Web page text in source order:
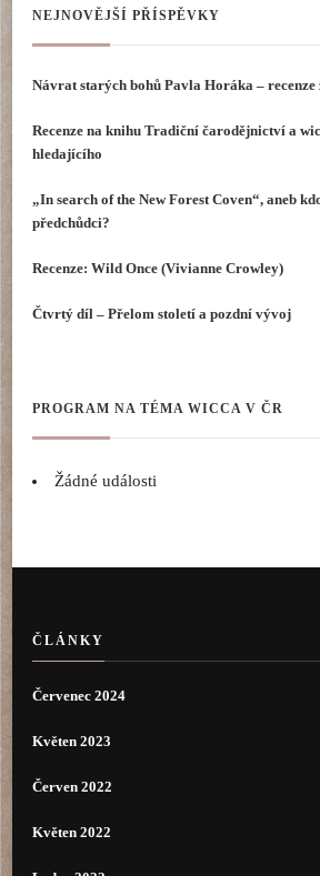
NEJNOVĚJŠÍ PŘÍSPĚVKY
Návrat starých bohů Pavla Horáka – recenze
Recenze na knihu Tradiční čarodějnictví a
hledajícího
„In search of the New Forest Coven“, aneb
předchůdci?
Recenze: Wild Once (Vivianne Crowley)
Čtvrtý díl – Přelom století a pozdní vývoj
PROGRAM NA TÉMA WICCA V ČR
Žádné události
ČLÁNKY
Červenec 2024
Květen 2023
Červen 2022
Květen 2022